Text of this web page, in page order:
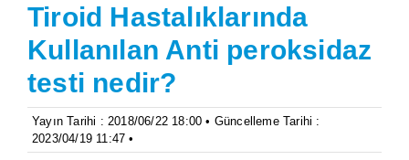
Tiroid Hastalıklarında
Kullanılan Anti peroksidaz
testi nedir?
Yayın Tarihi : 2018/06/22 18:00 • Güncelleme Tarihi :
2023/04/19 11:47 •